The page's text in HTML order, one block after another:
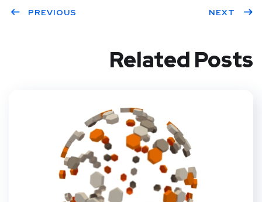
PREVIOUS NEXT
Related Posts